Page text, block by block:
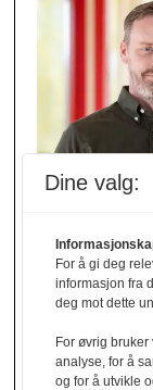
Dine valg:
For å gi deg
informasjon fra
deg mot dette
For øvrig
analyse, for å
og for å utvikle